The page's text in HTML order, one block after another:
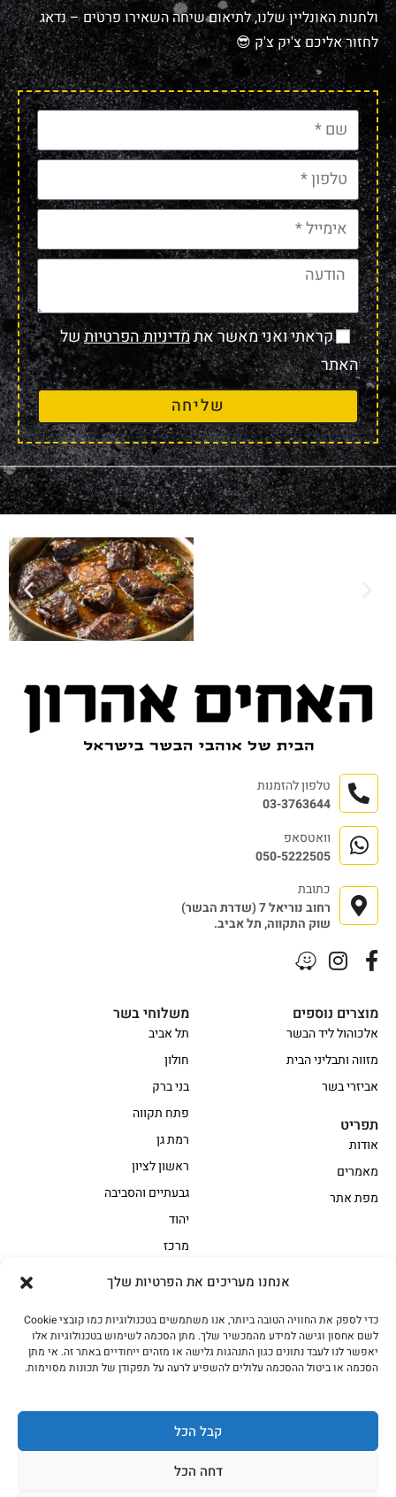
אנחנו מעריכים את הפרטיות שלך
כדי לספק את החוויה הטובה ביותר, אנו משתמשים בטכנולוגיות כמו קובצי Cookie
לשם אחסון וגישה למידע מהמכשיר שלך. מתן הסכמה לשימוש בטכנולוגיות אלו
יאפשר לנו לעבד נתונים כגון התנהגות גלישה או מזהים ייחודיים באתר זה. אי מתן
הסכמה או ביטול ההסכמה עלולים להשפיע לרעה על תפקודן של תכונות מסוימות.
קבל הכל
דחה הכל
ולחנות האונליין שלנו, לתיאום שיחה השאירו פרטים – נדאג
לחזור אליכם צ'יק צ'ק 😎
קראתי ואני מאשר אתמדיניות הפרטיותשל
האתר
שליחה
אווז
בשר בקר משובח
בשר בקר עגלה משובח
בשר למעשנת
הודו
חלקים אחוריים
מיוחדי מסורת1
נתחי פנים
עוף
על האש
משלוחי בשר
תל אביב
חולון
בני ברק
פתח תקווה
רמת גן
ראשון לציון
גבעתיים והסביבה
יהוד
מרכז
מוצרים נוספים
אלכוהול ליד הבשר
מזווה ותבליני הבית
אביזרי בשר
תפריט
אודות
מאמרים
מפת אתר
טלפון להזמנות
03-3763644
וואטסאפ
050-5222505
כתובת
רחוב נוריאל 7 (שדרת הבשר)
שוק התקווה, תל אביב.